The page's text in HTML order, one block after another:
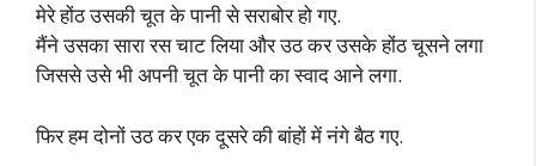
मेरे होंठ उसकी चूत के पानी से सराबोर हो गए.
मैंने उसका सारा रस चाट लिया और उठ कर उसके होंठ चूसने लगा
जिससे उसे भी अपनी चूत के पानी का स्वाद आने लगा.
फिर हम दोनों उठ कर एक दूसरे की बांहों में नंगे बैठ गए.